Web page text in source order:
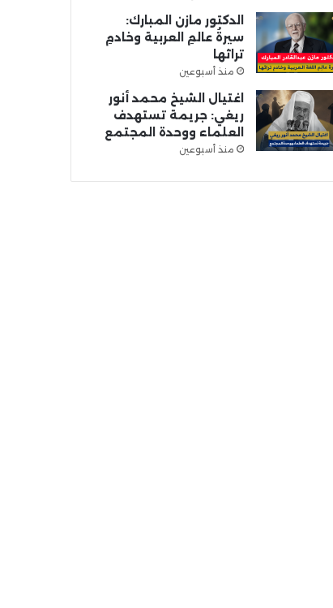
الدكتور مازن المبارك:
سيرةُ عالمِ العربية وخادمِ
تراثها
منذ أسبوعين
اغتيال الشيخ محمد أنور
ريغي: جريمة تستهدف
العلماء ووحدة المجتمع
منذ أسبوعين